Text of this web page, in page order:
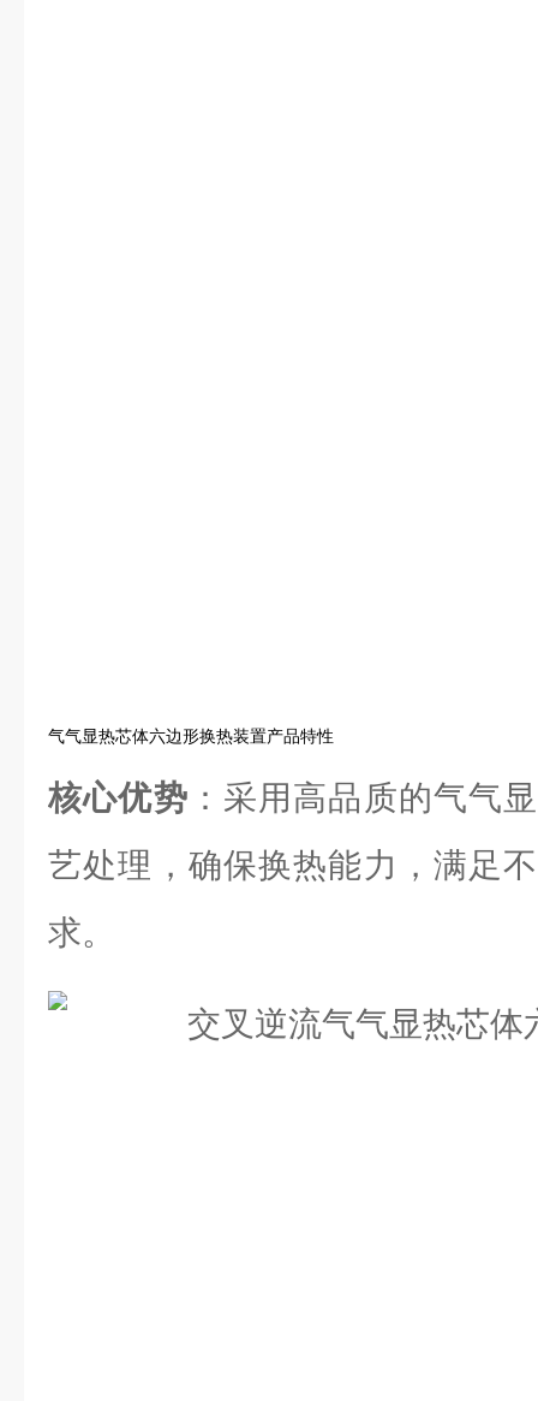
气气显热芯体六边形换热装置产品特性
核心优势 ：采用高品质的气气
艺处理，确保换热能力，满足
求。